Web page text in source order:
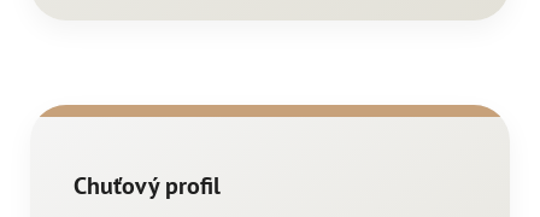
Chuťový profil